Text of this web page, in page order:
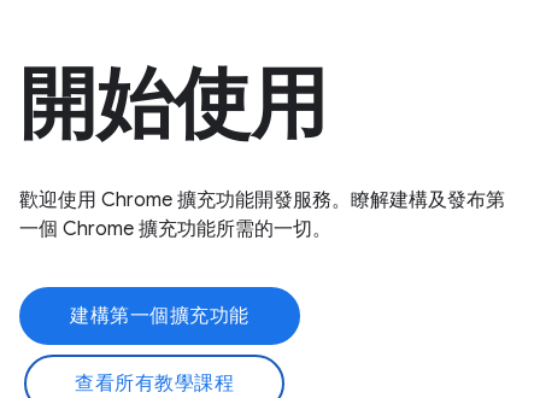
開始使用
歡迎使用 Chrome 擴充功能開發服務。瞭解建構及發布第
一個 Chrome 擴充功能所需的一切。
建構第一個擴充功能
查看所有教學課程